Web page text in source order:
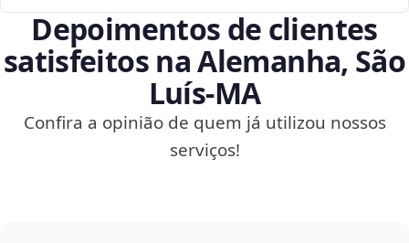
Depoimentos de clientes
satisfeitos na Alemanha, São
Luís‑MA
Confira a opinião de quem já utilizou nossos
serviços!